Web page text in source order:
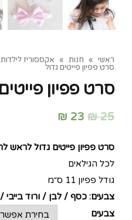
ראשי » חנות » אקססוריז לילדות
סרט פפיון פייטים גדול
סרט פפיון
25
₪
23
₪
סרט פפיון פייטים גדול לראש
לכל הגילאים
גודל פפיון 11 ס״מ
צבעים: כסף / לבן / ורוד בייבי
צבעים